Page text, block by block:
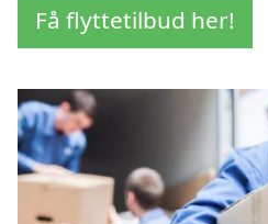
Få flyttetilbud her!